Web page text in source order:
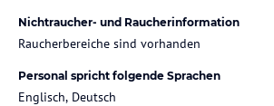
Nichtraucher- und Raucherinformation
Raucherbereiche sind vorhanden
Personal spricht folgende Sprachen
Englisch, Deutsch